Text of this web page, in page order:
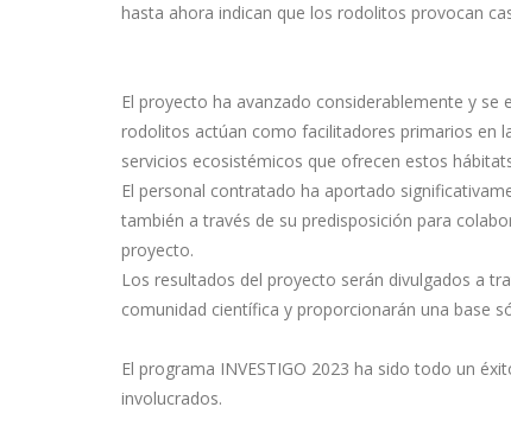
hasta ahora indican que los rodolitos provocan
El proyecto ha avanzado considerablemente y
rodolitos actúan como facilitadores primarios en
servicios ecosistémicos que ofrecen estos
El personal contratado ha aportado
también a través de su predisposición para
proyecto.
Los resultados del proyecto serán divulgados a
comunidad científica y proporcionarán una base
El programa INVESTIGO 2023 ha sido todo un
involucrados.